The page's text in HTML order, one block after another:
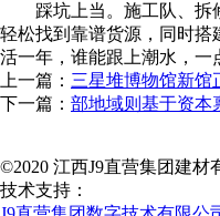
踩坑上当。施工队、拆修
轻松找到靠谱货源，同时
活一年，谁能跟上潮水，一
上一篇： 三星堆博物馆新馆
下一篇： 部地域则基于资本
©2020 江西J9直营集团建材
技术支持：